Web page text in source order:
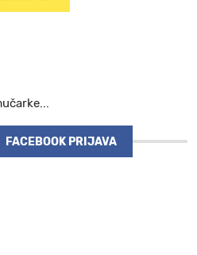
FACEBOOK PRIJAVA